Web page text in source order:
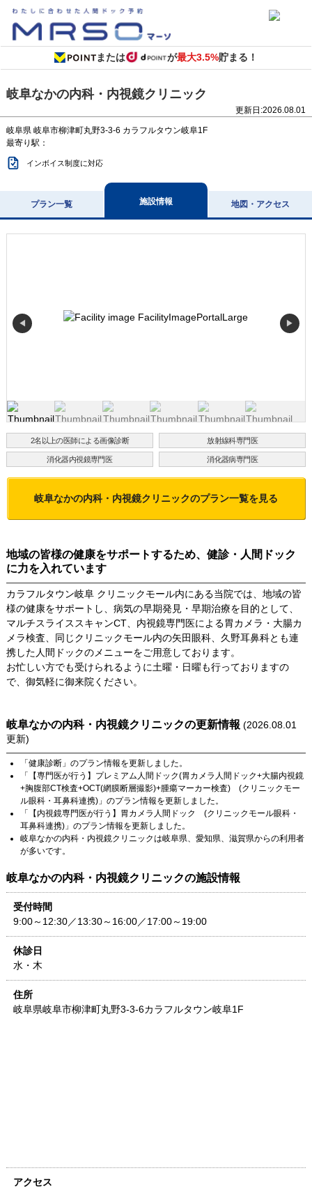
または が最大3.5%貯まる！
岐阜なかの内科・内視鏡クリニック
更新日:2026.08.01
岐阜県 岐阜市柳津町丸野3-3-6 カラフルタウン岐阜1F
最寄り駅：
インボイス制度に対応
プラン一覧 施設情報 地図・アクセス
◀ ▶
2名以上の医師による画像診断 放射線科専門医
消化器内視鏡専門医 消化器病専門医
岐阜なかの内科・内視鏡クリニックのプラン一覧を見る
地域の皆様の健康をサポートするため、健診・人間ドック
に力を入れています
カラフルタウン岐阜 クリニックモール内にある当院では、地域の皆
様の健康をサポートし、病気の早期発見・早期治療を目的として、
マルチスライススキャンCT、内視鏡専門医による胃カメラ・大腸カ
メラ検査、同じクリニックモール内の矢田眼科、久野耳鼻科とも連
携した人間ドックのメニューをご用意しております。
お忙しい方でも受けられるように土曜・日曜も行っておりますの
で、御気軽に御来院ください。
岐阜なかの内科・内視鏡クリニックの更新情報 (2026.08.01
更新)
「 健康診断」のプラン情報を更新しました。
「
【専門医が行う】プレミアム人間ドック(胃カメラ人間ドック+大腸内視鏡
+胸腹部CT検査+OCT(網膜断層撮影)+腫瘍マーカー検査) (クリニックモー
ル眼科・耳鼻科連携)」のプラン情報を更新しました。
「
【内視鏡専門医が行う】胃カメラ人間ドック (クリニックモール眼科・
耳鼻科連携)」のプラン情報を更新しました。
岐阜なかの内科・内視鏡クリニックは岐阜県、 愛知県、 滋賀県からの利用者
が多いです。
岐阜なかの内科・内視鏡クリニックの施設情報
受付時間
9:00～12:30／13:30～16:00／17:00～19:00
休診日
水・木
住所
岐阜県岐阜市柳津町丸野3-3-6カラフルタウン岐阜1F
アクセス